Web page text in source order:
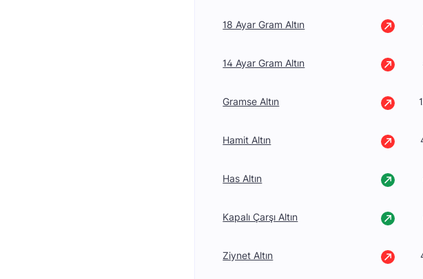
18 Ayar Gram Altın
14 Ayar Gram Altın
Gramse Altın
Hamit Altın
Has Altın
Kapalı Çarşı Altın
Ziynet Altın